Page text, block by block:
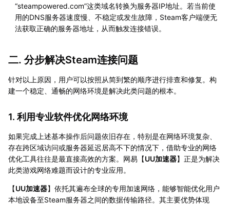
“steampowered.com”这类域名转换为服务器IP地址。若当前使
用的DNS服务器速度慢、不稳定或发生故障，Steam客户端便无
法获取正确的服务器地址，从而触发连接错误。
二. 分步解决Steam连接问题
针对以上原因，用户可以按照从简到繁的顺序进行排查和修复。构
建一个稳定、通畅的网络环境是解决此类问题的根本。
1. 利用专业软件优化网络环境
如果完成上述基本操作后问题依旧存在，特别是在网络环境复杂、
存在跨区域访问或服务器延迟居高不下的情况下，借助专业的网络
优化工具往往是最直接高效的方案。网易【UU加速器】正是为解决
此类游戏网络难题而设计的专业应用。
【UU加速器】依托其遍布全球的专用加速网络，能够智能优化用户
本地设备至Steam服务器之间的数据传输路径。其主要优势体现